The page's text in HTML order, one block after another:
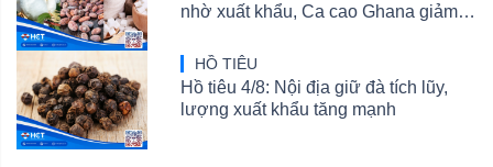
nhờ xuất khẩu, Ca cao Ghana giảm
HỒ TIÊU
Hồ tiêu 4/8: Nội địa giữ đà tích lũy,
lượng xuất khẩu tăng mạnh